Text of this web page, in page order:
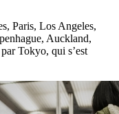
Paris, Los Angeles,
Auckland,
Tokyo, qui s’est